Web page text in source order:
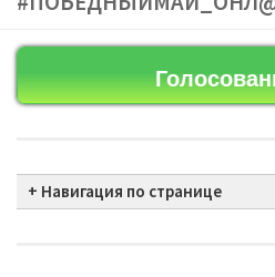
+ Навигация по странице